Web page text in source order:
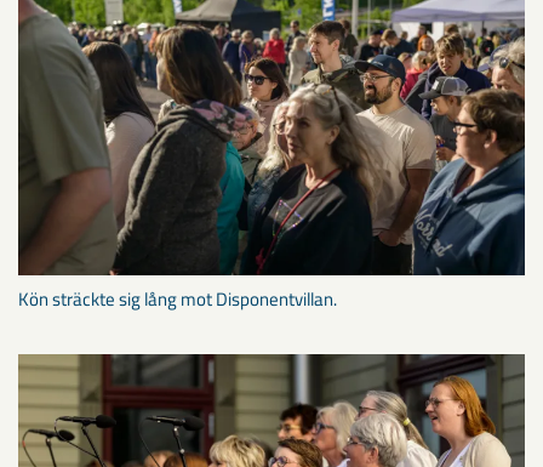
Kön sträckte sig lång mot Disponentvillan.